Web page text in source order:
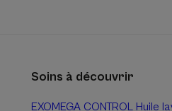
Soins à découvrir
EXOMEGA CONTROL Huile